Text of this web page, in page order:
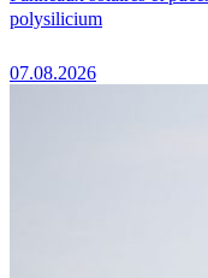
polysilicium
07.08.2026